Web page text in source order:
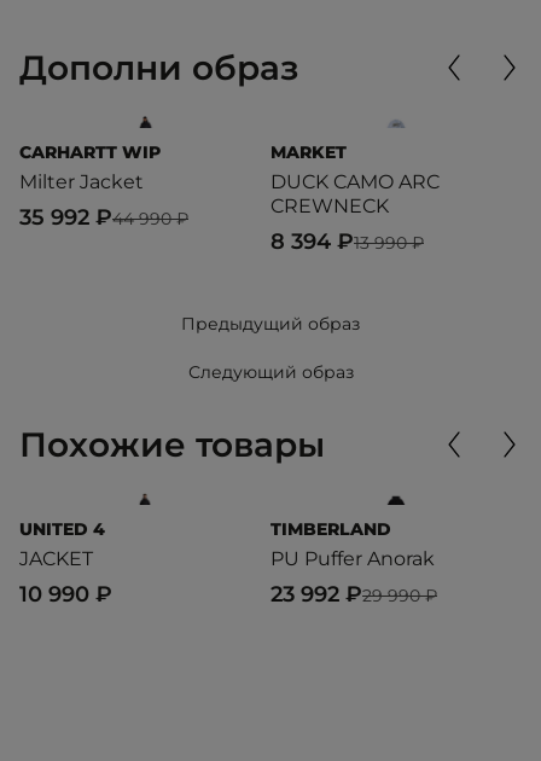
Дополни образ
CARHARTT WIP
Milter Jacket
44 990 ₽
35 992 ₽
MARKET
DUCK CAMO ARC
CREWNECK
13 990 ₽
8 394 ₽
Предыдущий образ
Следующий образ
Похожие товары
UNITED 4
JACKET
10 990 ₽
TIMBERLAND
PU Puffer Anorak
29 990 ₽
23 992 ₽